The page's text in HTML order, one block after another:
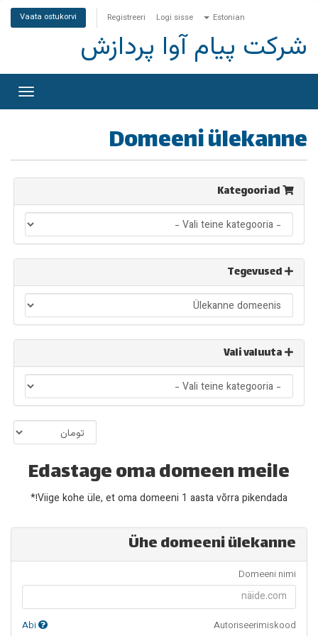
Estonian
Logi sisse
Registreeri
Vaata ostukorvi
شرکت پیام آوا پردازش
Domeeni ülekanne
Edastage oma domeen meile
Viige kohe üle, et oma domeeni 1 aasta võrra pikendada!*
Ühe domeeni ülekanne
Domeeni nimi
Autoriseerimiskood